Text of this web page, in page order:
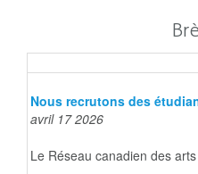
Nous recrutons des
avril 17 2026
Le Réseau canadien des